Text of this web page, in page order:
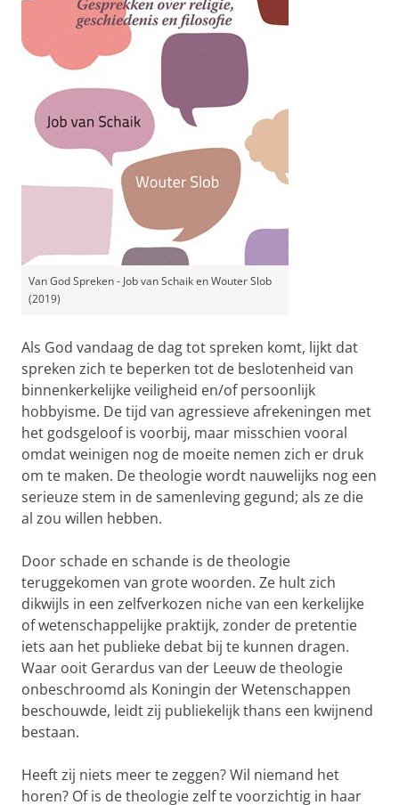
Van God Spreken - Job van Schaik en Wouter Slob
(2019)
Als God vandaag de dag tot spreken komt, lijkt dat
spreken zich te beperken tot de beslotenheid van
binnenkerkelijke veiligheid en/of persoonlijk
hobbyisme. De tijd van agressieve afrekeningen met
het godsgeloof is voorbij, maar misschien vooral
omdat weinigen nog de moeite nemen zich er druk
om te maken. De theologie wordt nauwelijks nog een
serieuze stem in de samenleving gegund; als ze die
al zou willen hebben.
Door schade en schande is de theologie
teruggekomen van grote woorden. Ze hult zich
dikwijls in een zelfverkozen niche van een kerkelijke
of wetenschappelijke praktijk, zonder de pretentie
iets aan het publieke debat bij te kunnen dragen.
Waar ooit Gerardus van der Leeuw de theologie
onbeschroomd als Koningin der Wetenschappen
beschouwde, leidt zij publiekelijk thans een kwijnend
bestaan.
Heeft zij niets meer te zeggen? Wil niemand het
horen? Of is de theologie zelf te voorzichtig in haar